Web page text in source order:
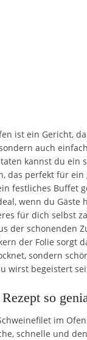
ist ein Gericht,
auch
kannst du ein
das perfekt für ein
festliches Buffet
wenn du Gäste
für dich selbst
der schonenden
der Folie sorgt
sondern
wirst begeistert
so
im
schnelle und